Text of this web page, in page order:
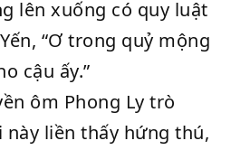
lên xuống có quy luật
“Ơ trong quỷ mộng
cậu ấy.”
ôm Phong Ly trò
này liền thấy hứng thú,